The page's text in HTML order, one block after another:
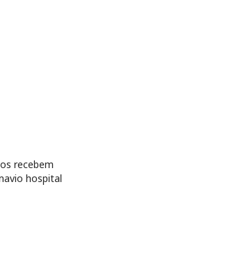
recebem
hospital